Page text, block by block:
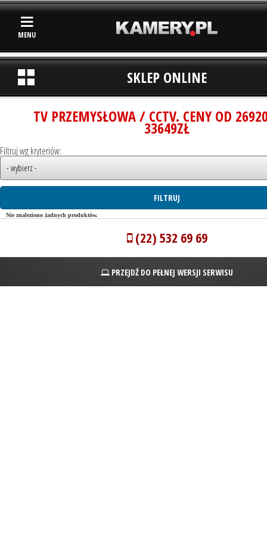
MENU
SKLEP ONLINE
TV PRZEMYSŁOWA / CCTV. CENY OD
33649ZŁ
Filtruj wg kryteriów:
Nie znaleziono żadnych produktów.
(22) 532 69 69
PRZEJDŹ DO PEŁNEJ WERSJI SERWISU